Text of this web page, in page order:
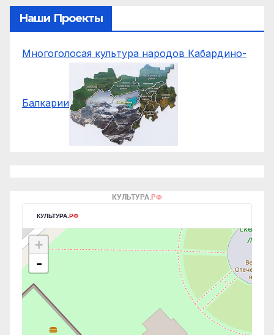
Наши Проекты
Многоголосая культура народов Кабардино-
Балкарии